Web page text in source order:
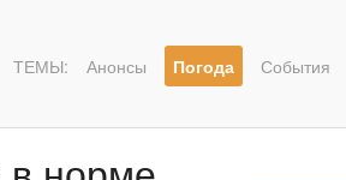
ТЕМЫ: Анонсы Погода События